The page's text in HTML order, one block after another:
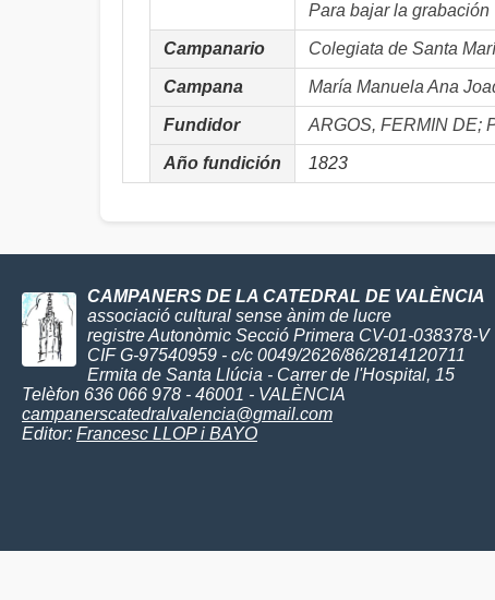
Para bajar la grabación
Campanario Colegiata de Santa
Campana María Manuela Ana
Fundidor ARGOS, FERMIN DE;
Año fundición 1823
CAMPANERS DE LA CATEDRAL DE VALÈNCIA
associació cultural sense ànim de lucre
registre Autonòmic Secció Primera CV-01-038378-V
CIF G-97540959 - c/c 0049/2626/86/2814120711
Ermita de Santa Llúcia - Carrer de l'Hospital, 15
Telèfon 636 066 978 - 46001 - VALÈNCIA
campanerscatedralvalencia@gmail.com
Editor: Francesc LLOP i BAYO